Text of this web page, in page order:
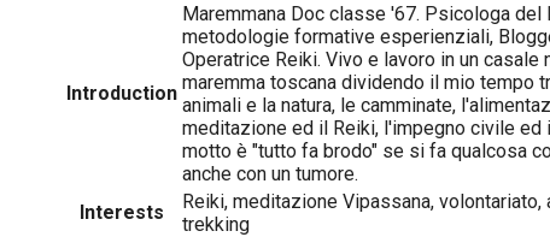
Introduction
Maremmana Doc classe '67. Psicologa
metodologie formative esperienziali,
Operatrice Reiki. Vivo e lavoro in un casale
maremma toscana dividendo il mio tempo
animali e la natura, le camminate,
meditazione ed il Reiki, l'impegno civile ed
motto è "tutto fa brodo" se si fa qualcosa
anche con un tumore.
Interests
Reiki, meditazione Vipassana, volontariato,
trekking